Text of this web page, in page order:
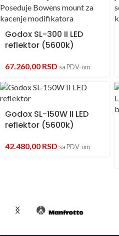
Godox SL-300 II LED
reflektor (5600k)
67.260,00 RSD sa PDV-om
Godox SL-150W II LED
reflektor (5600k)
42.480,00 RSD sa PDV-om